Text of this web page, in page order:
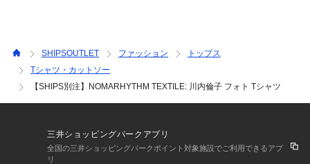
ご確認の上、着用又はお取り扱いください。
※撮影環境による光の当たり具合やパソコン・スマートフォン
などの閲覧環境によって、実際の色味と異なって見える場合が
商品の色味は商品単体で撮影した画像をご参照ください。
※画像の商品はサンプルです。
SHIPSOUTLET ファッション
トップス
Tシャツ・カットソー
【SHIPS別注】NOMARHYTHM TEXTILE: 川内倫子 フォト Tシャツ
三井ショッピングパークアプリ
全国の三井ショッピングパークポイント対象施設でご利用できるアプ
リ